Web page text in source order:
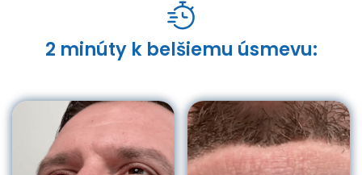
2 minúty k belšiemu úsmevu: